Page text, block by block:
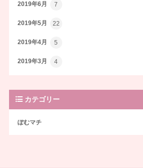
2019年6月 7
2019年5月 22
2019年4月 5
2019年3月 4
カテゴリー
ぽむマチ